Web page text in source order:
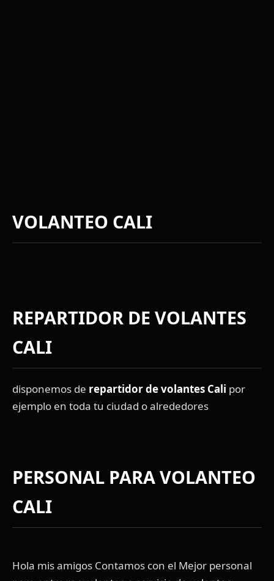
VOLANTEO CALI
REPARTIDOR DE VOLANTES
CALI
disponemos de repartidor de volantes Cali por
ejemplo en toda tu ciudad o alrededores
PERSONAL PARA VOLANTEO
CALI
Hola mis amigos Contamos con el Mejor personal